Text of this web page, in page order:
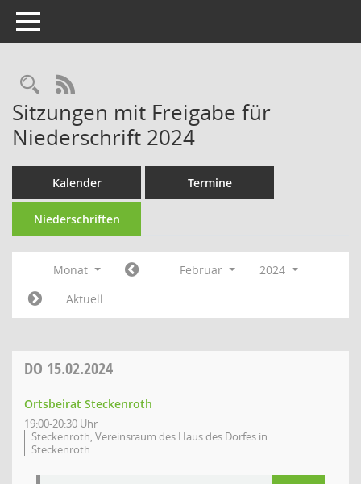
Toggle navigation
Rechercheauswahl
RSS-Feed
Sitzungen mit Freigabe für
Niederschrift 2024
Kalender Termine
Niederschriften
Monat Februar
2024
Aktuell
DO 15.02.2024
Ortsbeirat Steckenroth
19:00-20:30 Uhr
Steckenroth, Vereinsraum des Haus des Dorfes in
Steckenroth